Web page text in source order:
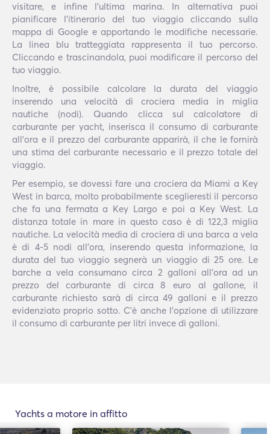
visitare, e infine l'ultima marina. In alternativa puoi
pianificare l'itinerario del tuo viaggio cliccando sulla
mappa di Google e apportando le modifiche necessarie.
La linea blu tratteggiata rappresenta il tuo percorso.
Cliccando e trascinandola, puoi modificare il percorso del
tuo viaggio.
Inoltre, è possibile calcolare la durata del viaggio
inserendo una velocità di crociera media in miglia
nautiche (nodi). Quando clicca sul calcolatore di
carburante per yacht, inserisca il consumo di carburante
all'ora e il prezzo del carburante apparirà, il che le fornirà
una stima del carburante necessario e il prezzo totale del
viaggio.
Per esempio, se dovessi fare una crociera da Miami a Key
West in barca, molto probabilmente sceglieresti il percorso
che fa una fermata a Key Largo e poi a Key West. La
distanza totale in mare in questo caso è di 122,3 miglia
nautiche. La velocità media di crociera di una barca a vela
è di 4-5 nodi all'ora, inserendo questa informazione, la
durata del tuo viaggio segnerà un viaggio di 25 ore. Le
barche a vela consumano circa 2 galloni all'ora ad un
prezzo del carburante di circa 8 euro al gallone, il
carburante richiesto sarà di circa 49 galloni e il prezzo
evidenziato proprio sotto. C'è anche l'opzione di utilizzare
il consumo di carburante per litri invece di galloni.
Yachts a motore in affitto